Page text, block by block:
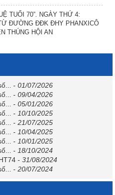
TUỔI 70”. NGÀY THỨ 4:
ĐƯỜNG ĐĐK ĐHY PHANXICÔ
THÚNG HỘI AN
- 01/07/2026
- 09/04/2026
- 05/01/2026
- 10/10/2025
- 21/07/2025
- 10/04/2025
- 10/01/2025
- 18/10/2024
- 31/08/2024
- 20/07/2024